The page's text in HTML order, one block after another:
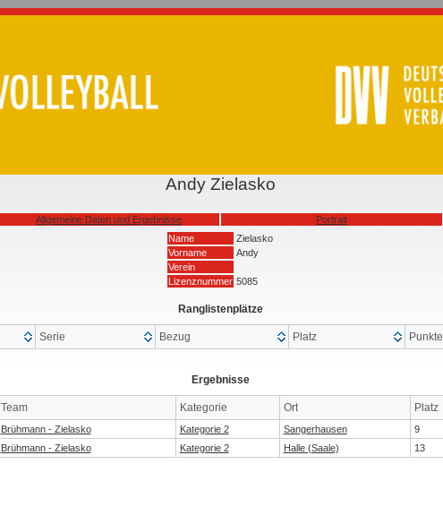
Andy Zielasko
Allgemeine Daten und Ergebnisse
Portrait
Name
Zielasko
Vorname
Andy
Verein
Lizenznummer 5085
Ranglistenplätze
Serie Bezug Platz Punkte
Ergebnisse
Team Kategorie Ort Platz
Brühmann - Zielasko Kategorie 2 Sangerhausen
9
Brühmann - Zielasko Kategorie 2 Halle (Saale) 13